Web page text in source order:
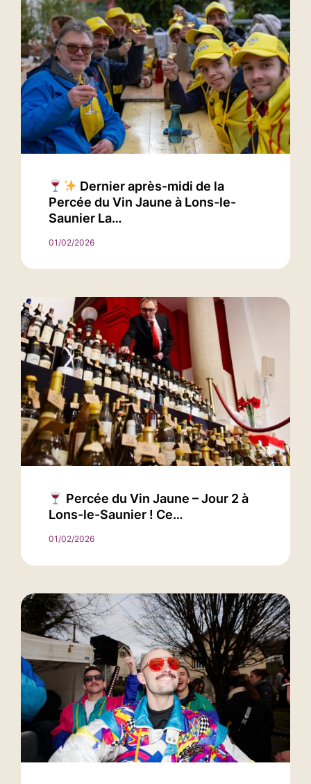
Dernier après-midi de la
Percée du Vin Jaune à Lons-le-
Saunier La…
01/02/2026
Percée du Vin Jaune – Jour 2 à
Lons-le-Saunier ! Ce…
01/02/2026